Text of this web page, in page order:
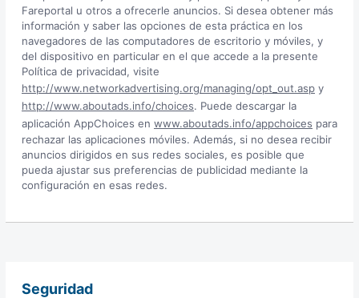
Fareportal u otros a ofrecerle anuncios. Si desea obtener más
información y saber las opciones de esta práctica en los
navegadores de las computadores de escritorio y móviles, y
del dispositivo en particular en el que accede a la presente
Política de privacidad, visite
http://www.networkadvertising.org/managing/opt_out.asp y
http://www.aboutads.info/choices. Puede descargar la
aplicación AppChoices en www.aboutads.info/appchoices para
rechazar las aplicaciones móviles. Además, si no desea recibir
anuncios dirigidos en sus redes sociales, es posible que
pueda ajustar sus preferencias de publicidad mediante la
configuración en esas redes.
Seguridad